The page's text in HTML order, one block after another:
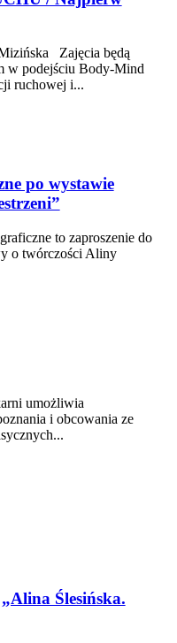
Zajęcia będą
w podejściu Body-Mind
ruchowej i...
po wystawie
to zaproszenie do
o twórczości Aliny
umożliwia
i obcowania ze
Ślesińska.